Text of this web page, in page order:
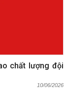
chất lượng đội
10/06/2026